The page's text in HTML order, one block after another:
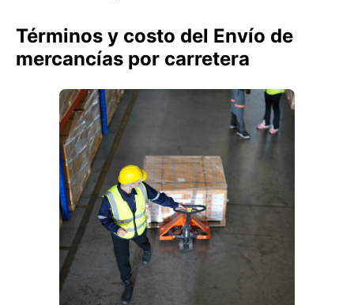
Términos y costo del Envío de
mercancías por carretera